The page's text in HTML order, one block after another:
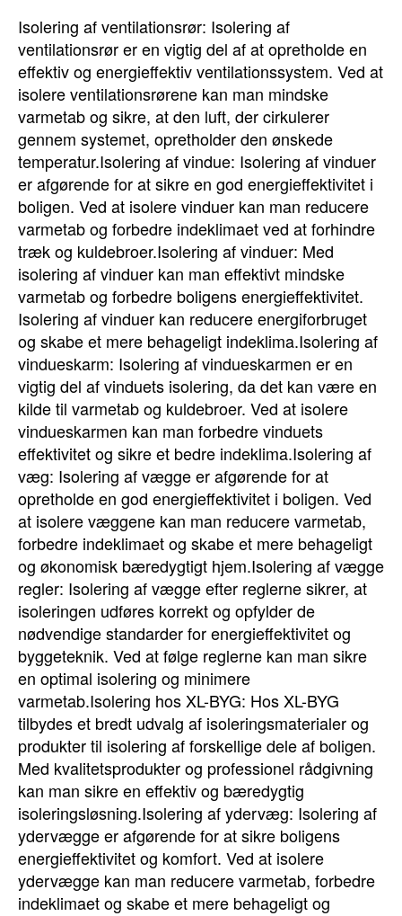
Isolering af ventilationsrør: Isolering af
ventilationsrør er en vigtig del af at opretholde en
effektiv og energieffektiv ventilationssystem. Ved at
isolere ventilationsrørene kan man mindske
varmetab og sikre, at den luft, der cirkulerer
gennem systemet, opretholder den ønskede
temperatur.Isolering af vindue: Isolering af vinduer
er afgørende for at sikre en god energieffektivitet i
boligen. Ved at isolere vinduer kan man reducere
varmetab og forbedre indeklimaet ved at forhindre
træk og kuldebroer.Isolering af vinduer: Med
isolering af vinduer kan man effektivt mindske
varmetab og forbedre boligens energieffektivitet.
Isolering af vinduer kan reducere energiforbruget
og skabe et mere behageligt indeklima.Isolering af
vindueskarm: Isolering af vindueskarmen er en
vigtig del af vinduets isolering, da det kan være en
kilde til varmetab og kuldebroer. Ved at isolere
vindueskarmen kan man forbedre vinduets
effektivitet og sikre et bedre indeklima.Isolering af
væg: Isolering af vægge er afgørende for at
opretholde en god energieffektivitet i boligen. Ved
at isolere væggene kan man reducere varmetab,
forbedre indeklimaet og skabe et mere behageligt
og økonomisk bæredygtigt hjem.Isolering af vægge
regler: Isolering af vægge efter reglerne sikrer, at
isoleringen udføres korrekt og opfylder de
nødvendige standarder for energieffektivitet og
byggeteknik. Ved at følge reglerne kan man sikre
en optimal isolering og minimere
varmetab.Isolering hos XL-BYG: Hos XL-BYG
tilbydes et bredt udvalg af isoleringsmaterialer og
produkter til isolering af forskellige dele af boligen.
Med kvalitetsprodukter og professionel rådgivning
kan man sikre en effektiv og bæredygtig
isoleringsløsning.Isolering af ydervæg: Isolering af
ydervægge er afgørende for at sikre boligens
energieffektivitet og komfort. Ved at isolere
ydervægge kan man reducere varmetab, forbedre
indeklimaet og skabe et mere behageligt og